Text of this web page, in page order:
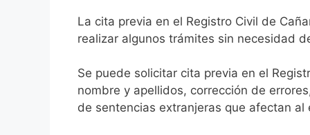
​​​​​​​​​​​​​​​​​​​​​​​​​​​​La cita previa en el Registro Civil de
realizar algunos trámites sin necesidad
Se puede solicitar cita previa en el
nombre y apellidos, corrección de
de sentencias extranjeras que afectan